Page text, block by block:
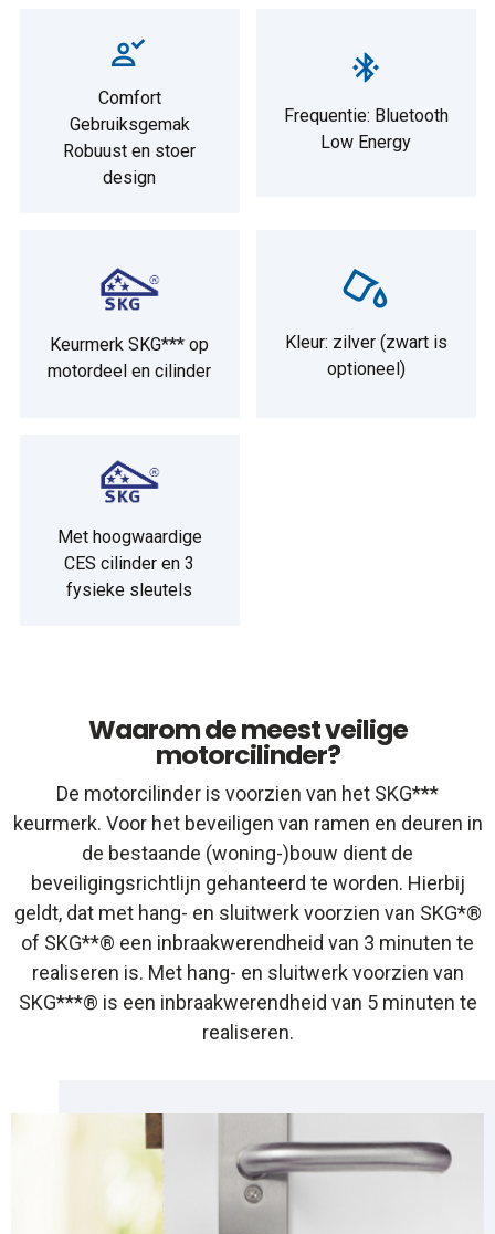
Comfort
Gebruiksgemak
Robuust en stoer
design
Frequentie: Bluetooth
Low Energy
Keurmerk SKG*** op
motordeel en cilinder
Kleur: zilver (zwart is
optioneel)
Met hoogwaardige
CES cilinder en 3
fysieke sleutels
Waarom de meest veilige
motorcilinder?
De motorcilinder is voorzien van het SKG***
keurmerk. Voor het beveiligen van ramen en deuren in
de bestaande (woning-)bouw dient de
beveiligingsrichtlijn gehanteerd te worden. Hierbij
geldt, dat met hang- en sluitwerk voorzien van SKG*®
of SKG**® een inbraakwerendheid van 3 minuten te
realiseren is. Met hang- en sluitwerk voorzien van
SKG***® is een inbraakwerendheid van 5 minuten te
realiseren.